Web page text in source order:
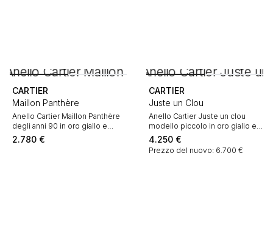
CARTIER
Maillon Panthère
Anello Cartier Maillon Panthère
degli anni 90 in oro giallo e
diamanti
2.780 €
CARTIER
Juste un Clou
Anello Cartier Juste un clou
modello piccolo in oro giallo e
diamanti
4.250 €
Prezzo del nuovo: 6.700 €